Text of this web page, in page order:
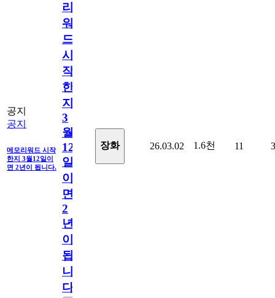
공지
공지
메모리워드 시작
한지 3월12일이
면 2년이 됩니다.
리
워
드
시
작
한
지
3
월
12
일
이
면
2
년
이
됩
니
다.
장화 26.03.02 1.6천 11 3